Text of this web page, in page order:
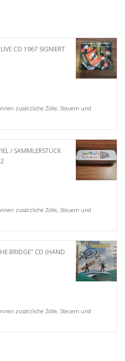
CD 1967 SIGNIERT
zusätzliche Zölle, Steuern und
/ SAMMLERSTÜCK
zusätzliche Zölle, Steuern und
BRIDGE" CD (HAND
zusätzliche Zölle, Steuern und